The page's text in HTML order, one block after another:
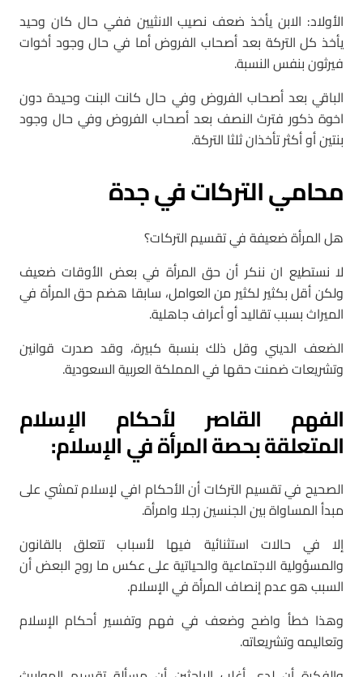
الأولاد: الابن يأخذ ضعف نصيب الانثيين ففي حال كان وحيد
يأخذ كل التركة بعد أصحاب الفروض أما في حال وجود أخوات
فيرثون بنفس النسبة.
الباقي بعد أصحاب الفروض وفي حال كانت البنت وحيدة دون
اخوة ذكور فترث النصف بعد أصحاب الفروض وفي حال وجود
بنتين أو أكثر تأخذان ثلثا التركة.
محامي التركات في جدة
هل المرأة ضعيفة في تقسيم التركات؟
لا نستطيع ان ننكر أن حق المرأة في بعض الأوقات ضعيف
ولكن أقل بكثير لكثير من العوامل، سابقا هضم حق المرأة في
الميراث بسبب تقاليد أو أعراف جاهلية.
الضعف الديني وقل ذلك بنسبة كبيرة، وقد صدرت قوانين
وتشريعات ضمنت حقها في المملكة العربية السعودية.
الفهم القاصر لأحكام الإسلام
المتعلقة بحصة المرأة في الإسلام:
الصحيح في تقسيم التركات أن الأحكام افي لإسلام تمشي على
مبدأ المساواة بين الجنسين رجلا وامرأة.
إلا في حالات استثنائية فيها لأسباب تتعلق بالقانون
والمسؤولية الاجتماعية والحياتية على عكس ما روج البعض أن
السبب هو عدم إنصاف المرأة في الإسلام.
وهذا خطأ واضح وضعف في فهم وتفسير أحكام الإسلام
وتعاليمه وتشريعاته.